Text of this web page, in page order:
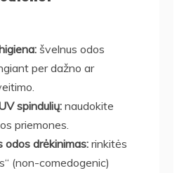
švelnus odos
per dažno ar
spindulių: naudokite
priemones.
odos drėkinimas:rinkitės
(non-comedogenic)